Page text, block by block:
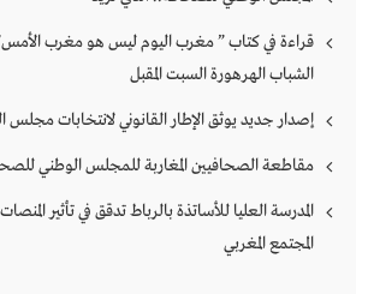
قراءة في كتاب ” مغرب اليوم ليس هو مغرب الأمس”
الشباب الهرهورة السبت المقبل
إصدار جديد يوثق الإطار القانوني لانتخابات مجلس
مقاطعة الصحافيين المغاربة للمجلس الوطني
المدرسة العليا للأساتذة بالرباط تدقق في تأثير
المجتمع المغربي